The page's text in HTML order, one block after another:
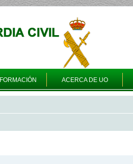
FORMACIÓN ACERCA DE UO